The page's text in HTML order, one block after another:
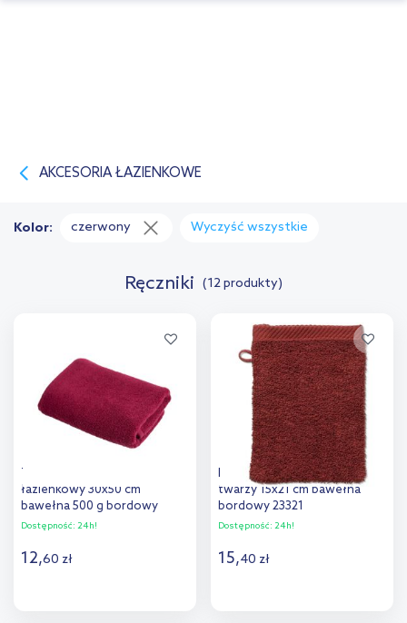
AKCESORIA ŁAZIENKOWE
Ręczniki (12 produkty)
Kolor: czerwony Wyczyść wszystkie
Texpol Gładki ręcznik
łazienkowy 30x50 cm
bawełna 500 g bordowy
Dostępność: 24h!
12,60 zł
Kela Ladessa ręcznik do
twarzy 15x21 cm bawełna
bordowy 23321
Dostępność: 24h!
15,40 zł